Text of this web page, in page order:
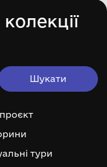
тури